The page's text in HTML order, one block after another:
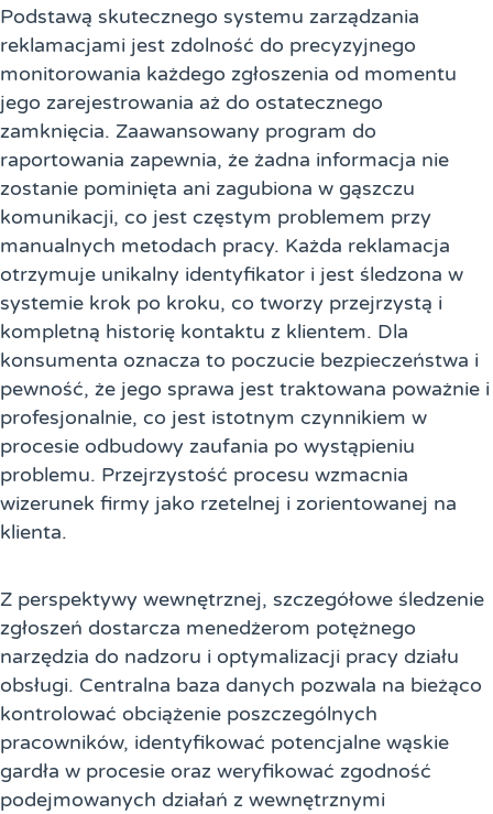
Podstawą skutecznego systemu zarządzania
reklamacjami jest zdolność do precyzyjnego
monitorowania każdego zgłoszenia od momentu
jego zarejestrowania aż do ostatecznego
zamknięcia. Zaawansowany program do
raportowania zapewnia, że żadna informacja nie
zostanie pominięta ani zagubiona w gąszczu
komunikacji, co jest częstym problemem przy
manualnych metodach pracy. Każda reklamacja
otrzymuje unikalny identyfikator i jest śledzona w
systemie krok po kroku, co tworzy przejrzystą i
kompletną historię kontaktu z klientem. Dla
konsumenta oznacza to poczucie bezpieczeństwa i
pewność, że jego sprawa jest traktowana poważnie i
profesjonalnie, co jest istotnym czynnikiem w
procesie odbudowy zaufania po wystąpieniu
problemu. Przejrzystość procesu wzmacnia
wizerunek firmy jako rzetelnej i zorientowanej na
klienta.
Z perspektywy wewnętrznej, szczegółowe śledzenie
zgłoszeń dostarcza menedżerom potężnego
narzędzia do nadzoru i optymalizacji pracy działu
obsługi. Centralna baza danych pozwala na bieżąco
kontrolować obciążenie poszczególnych
pracowników, identyfikować potencjalne wąskie
gardła w procesie oraz weryfikować zgodność
podejmowanych działań z wewnętrznymi